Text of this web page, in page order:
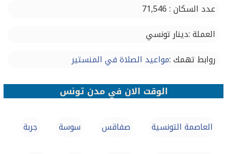
عدد السكان : 71,546
العملة :دينار تونسي
روابط تهمك :مواعيد الصلاة في المنستير
الوقت الان في مدن تونس
العاصمة التونسية صفاقس‎ سوسة جربة